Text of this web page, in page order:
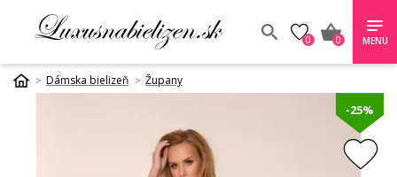
0 0 MENU
Dámska bielizeň Župany
-25%